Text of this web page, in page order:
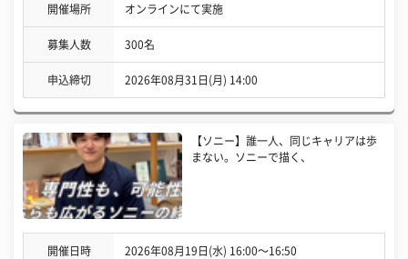
開催場所 オンラインにて実施
募集人数 300名
申込締切 2026年08月31日(月) 14:00
【ソニー】誰一人、同じキャリアは歩
まない。ソニーで描く、
開催日時 2026年08月19日(水) 16:00〜16:50